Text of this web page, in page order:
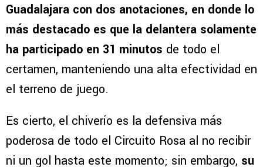
Guadalajara con dos anotaciones, en donde lo
más destacado es que la delantera solamente
ha participado en 31 minutos de todo el
certamen, manteniendo una alta efectividad en
el terreno de juego.
Es cierto, el chiverío es la defensiva más
poderosa de todo el Circuito Rosa al no recibir
ni un gol hasta este momento; sin embargo, su